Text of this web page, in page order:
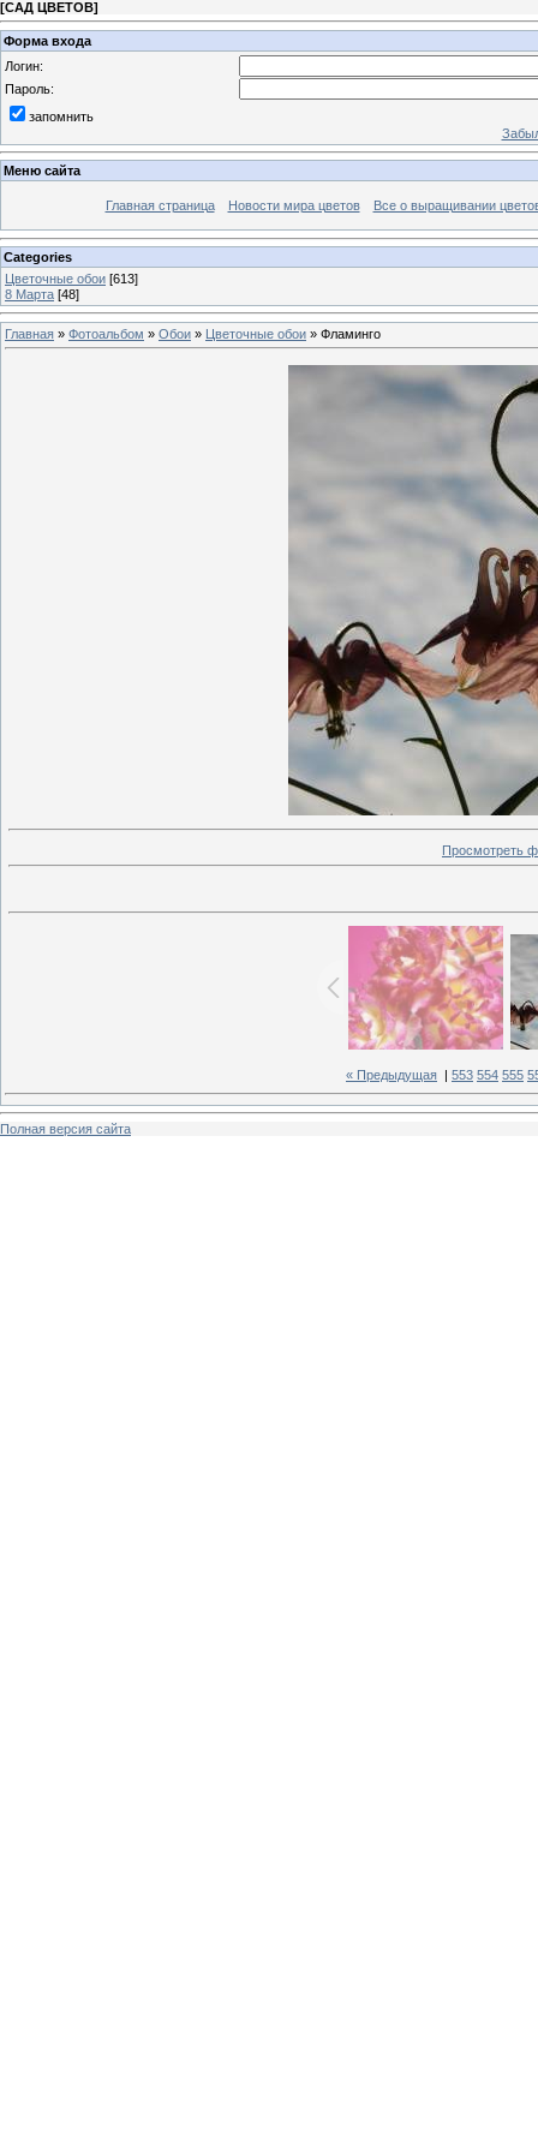
[САД ЦВЕТОВ]
Форма входа
Логин:
Пароль:
запомнить
Меню сайта
Главная страница Новости мира цветов Все о выращивании
Categories
Цветочные обои [613]
8 Марта [48]
Главная » Фотоальбом » Обои » Цветочные обои » Фламинго
Просмотреть
« Предыдущая 553 554 555
Полная версия сайта